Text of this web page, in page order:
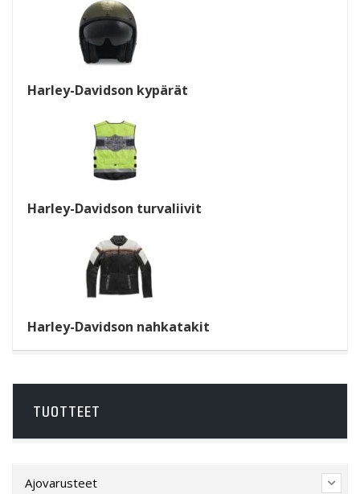
Harley-Davidson kypärät
Harley-Davidson turvaliivit
Harley-Davidson nahkatakit
TUOTTEET
Ajovarusteet